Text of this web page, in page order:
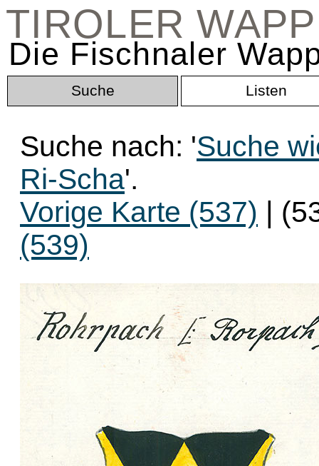
TIROLER
Die Fischnaler
Suche Listen
Suche nach: 'Suche
Ri-Scha'.
Vorige Karte (537) |
(539)